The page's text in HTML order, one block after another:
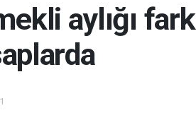
aylığı fark